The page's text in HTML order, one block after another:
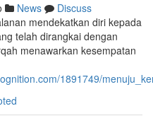
News
Discuss
mendekatkan diri kepada
telah dirangkai dengan
menawarkan kesempatan
1891749/